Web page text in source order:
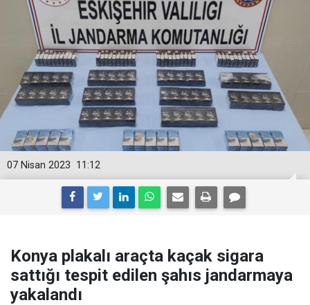
11:12
07 Nisan 2023
Konya plakalı araçta kaçak sigara
sattığı tespit edilen şahıs jandarmaya
yakalandı